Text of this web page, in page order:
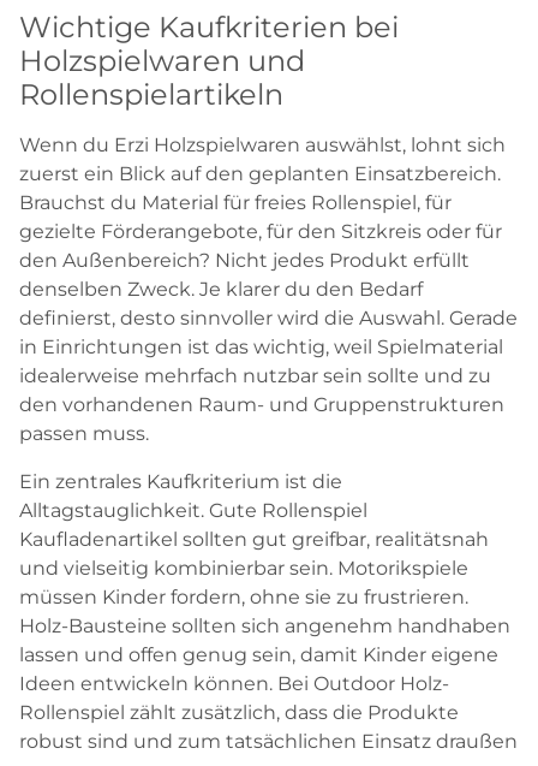
Wichtige Kaufkriterien bei
Holzspielwaren und
Rollenspielartikeln
Wenn du Erzi Holzspielwaren auswählst, lohnt sich
zuerst ein Blick auf den geplanten Einsatzbereich.
Brauchst du Material für freies Rollenspiel, für
gezielte Förderangebote, für den Sitzkreis oder für
den Außenbereich? Nicht jedes Produkt erfüllt
denselben Zweck. Je klarer du den Bedarf
definierst, desto sinnvoller wird die Auswahl. Gerade
in Einrichtungen ist das wichtig, weil Spielmaterial
idealerweise mehrfach nutzbar sein sollte und zu
den vorhandenen Raum- und Gruppenstrukturen
passen muss.
Ein zentrales Kaufkriterium ist die
Alltagstauglichkeit. Gute Rollenspiel
Kaufladenartikel sollten gut greifbar, realitätsnah
und vielseitig kombinierbar sein. Motorikspiele
müssen Kinder fordern, ohne sie zu frustrieren.
Holz-Bausteine sollten sich angenehm handhaben
lassen und offen genug sein, damit Kinder eigene
Ideen entwickeln können. Bei Outdoor Holz-
Rollenspiel zählt zusätzlich, dass die Produkte
robust sind und zum tatsächlichen Einsatz draußen